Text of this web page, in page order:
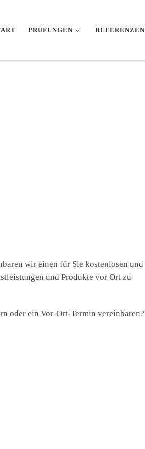
PRÜFUNGEN REFERENZEN
wir einen für Sie kostenlosen und
und Produkte vor Ort zu
oder ein Vor-Ort-Termin vereinbaren?